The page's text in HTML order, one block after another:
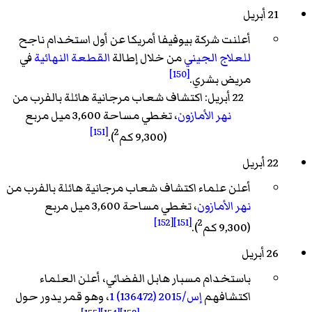
21 أبريل
أعلنت شركة بيوفيفا أمريكا عن أول استخدام ناجح
للعلاج الجينيمن خلال إطالةالقطعة النهائيةفي
مريض بشري.[150]
22 أبريل: اكتشاف شعاب مرجانية هائلة بالفرب من
نهر الأمازون
، تغطي مساحة 3,600 ميل مربع
(9,300 كم
2
).
[151]
22 أبريل
أعلن علماء اكتشاف شعاب مرجانية هائلة بالفرب من
نهر الأمازون
، تغطي مساحة 3,600 ميل مربع
(9,300 كم
2
).
[151]
[152]
26 أبريل
باستخدام مسبار هابل الفضائي، أعلن العلماء
اكتشافهمإس/2015 (136472) 1
، وهو قمر يدور حول